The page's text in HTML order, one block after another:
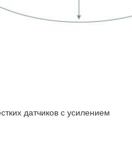
датчиков с усилением